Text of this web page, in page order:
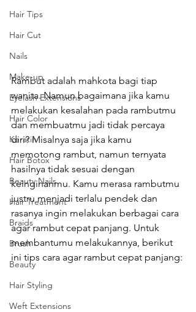
Hair Tips
Hair Cut
Nails
Make-up
Eyelash Extensions
Hair Color
Keratin
Hair Botox
Beauty Nails
Hair Treatment
Braids
Brush
Beauty
Hair Styling
Weft Extensions
Rambut adalah mahkota bagi tiap
wanita. Namun bagaimana jika kamu
melakukan kesalahan pada rambutmu
dan membuatmu jadi tidak percaya
diri? Misalnya saja jika kamu
memotong rambut, namun ternyata
hasilnya tidak sesuai dengan
keinginanmu. Kamu merasa rambutmu
justru menjadi terlalu pendek dan
rasanya ingin melakukan berbagai cara
agar rambut cepat panjang. Untuk
membantumu melakukannya, berikut
ini tips cara agar rambut cepat panjang: